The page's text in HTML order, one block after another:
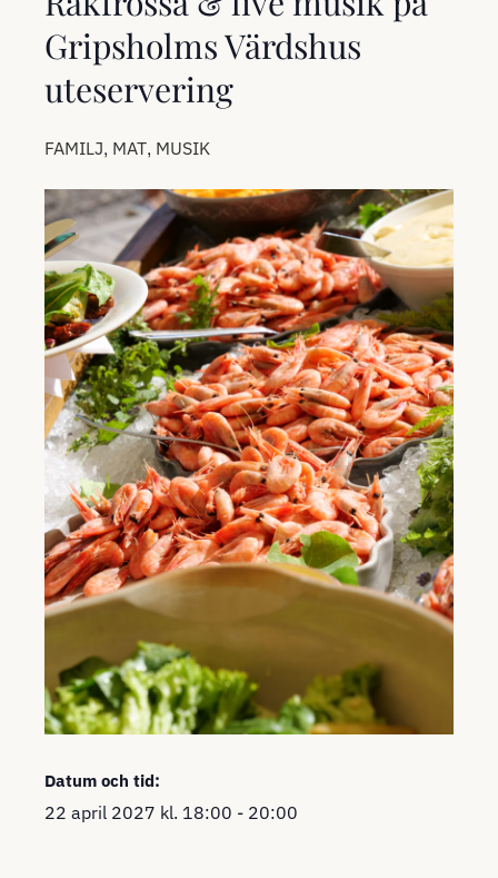
Gripsholms Värdshus
uteservering
FAMILJ, MAT, MUSIK
Datum och tid:
22 april 2027 kl. 18:00 - 20:00